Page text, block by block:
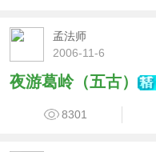
孟法师
2006-11-6
夜游葛岭（五古）
8301